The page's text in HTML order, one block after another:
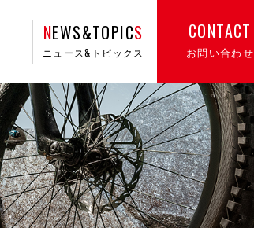
NEWS&TOPICS
ニュース&トピックス
CONTACT
お問い合わせ